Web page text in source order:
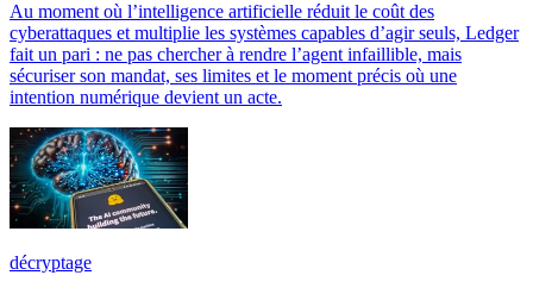
Au moment où l’intelligence artificielle réduit le coût des
cyberattaques et multiplie les systèmes capables d’agir seuls, Ledger
fait un pari : ne pas chercher à rendre l’agent infaillible, mais
sécuriser son mandat, ses limites et le moment précis où une
intention numérique devient un acte.
décryptage